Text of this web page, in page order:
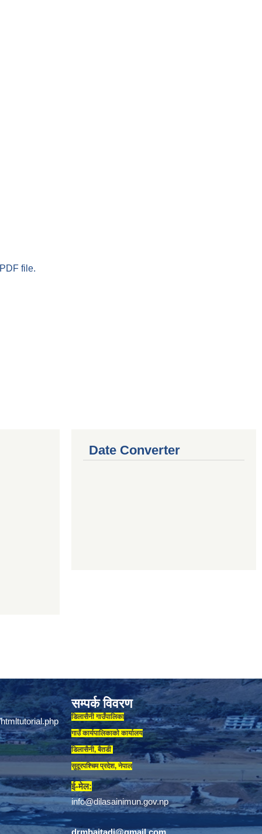
file.
Date Converter
सम्पर्क विवरण
डिलासैनी गाउँपालिका
गाउँ कार्यपालिकाकाे कार्यालय
डिलासैनी, बैतडी
सुदूरपश्चिम प्रदेश, नेपाल
ई-मेल:
info@dilasainimun.gov.np
drmbaitadi@gmail.com